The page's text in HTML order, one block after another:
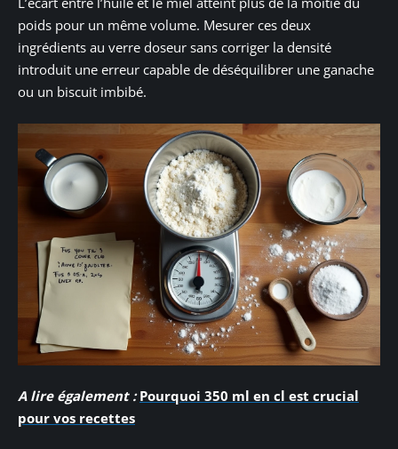
poids pour un même volume. Mesurer ces deux
ingrédients au verre doseur sans corriger la densité
introduit une erreur capable de déséquilibrer une ganache
ou un biscuit imbibé.
A lire également : Pourquoi 350 ml en cl est crucial
pour vos recettes